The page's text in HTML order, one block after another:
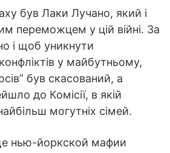
був Лаки Лучано, який і
переможцем у цій війні. За
і щоб уникнути
у майбутньому,
був скасований, а
до Комісії, в якій
могутніх сімей.